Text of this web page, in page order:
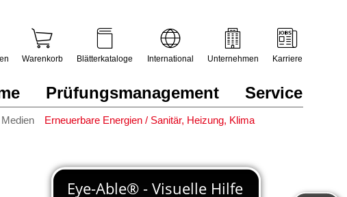
Erneuerbare Energien / Sanitär, Heizung, Klima
Prüfungsmanagement Service
Warenkorb Blätterkataloge International Unternehmen Karriere